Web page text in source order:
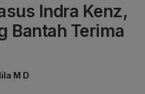
Indra Kenz,
Bantah Terima
M D